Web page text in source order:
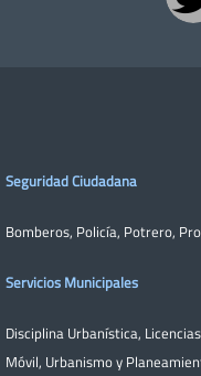
Seguridad Ciudadana
Bomberos, Policía, Potrero,
Servicios Municipales
Disciplina Urbanística,
Móvil, Urbanismo y